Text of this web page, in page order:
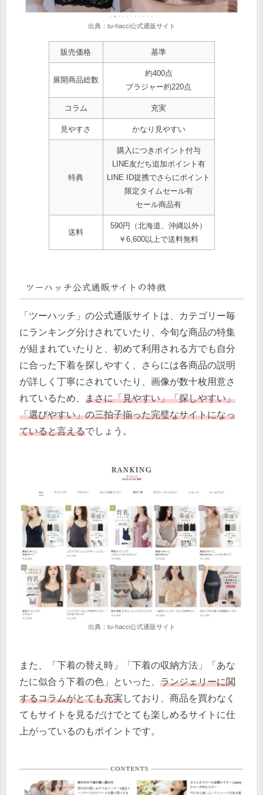
出典：tu-hacci公式通販サイト
販売価格 基準
展開商品総数
約400点
ブラジャー約220点
コラム 充実
見やすさ かなり 見やすい
特典
購入につきポイント付与
LINE友だち追加ポイント有
LINE ID提携でさらにポイント
限定タイムセール有
セール商品有
送料
590円（北海道、沖縄以外）
￥6,600以上で送料無料
ツーハッチ公式通販サイトの特徴
「ツーハッチ」の公式通販サイトは、カテゴリー毎
にランキング分けされていたり、今旬な商品の特集
が組まれていたりと、初めて利用される方でも自分
に合った下着を探しやすく、さらには各商品の説明
が詳しく丁寧にされていたり、画像が数十枚用意さ
れているため、 まさに「見やすい」「探しやすい」
「選びやすい」の三拍子揃った完璧なサイトになっ
ていると言えるでしょう。
出典：tu-hacci公式通販サイト
また、「下着の替え時」「下着の収納方法」「あな
たに似合う下着の色」といった、 ランジェリーに関
するコラムがとても充実しており、商品を買わなく
てもサイトを見るだけでとても楽しめるサイトに仕
上がっているのもポイントです。